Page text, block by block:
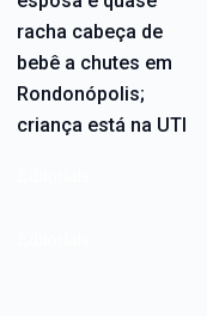
racha cabeça de
bebê a chutes em
Rondonópolis;
criança está na UTI